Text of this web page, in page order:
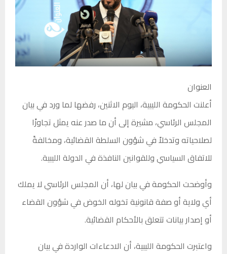
العنوان
أعلنت الحكومة الليبية، اليوم الاثنين، رفضها لما ورد في بيان
المجلس الرئاسي، مشيرة إلى أن ما صدر عنه يمثل تجاوزًا
لصلاحياته وتدخلاً في شؤون السلطة القضائية، ومخالفةً
للاتفاق السياسي وللقوانين النافذة في الدولة الليبية.
وأوضحت الحكومة في بيان لها، أن المجلس الرئاسي لا يملك
أي ولاية أو صفة قانونية تخوله الخوض في شؤون القضاء
أو إصدار بيانات تتعلق بالأحكام القضائية.
واعتبرت الحكومة الليبية، أن الادعاءات الواردة في بيان